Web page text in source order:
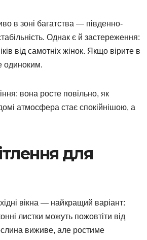
в зоні багатства — південно-
Однак є й застереження:
від самотніх жінок. Якщо вірите в
одиноким.
вона росте повільно, як
атмосфера стає спокійнішою, а
для
вікна — найкращий варіант:
листки можуть пожовтіти від
виживе, але ростиме